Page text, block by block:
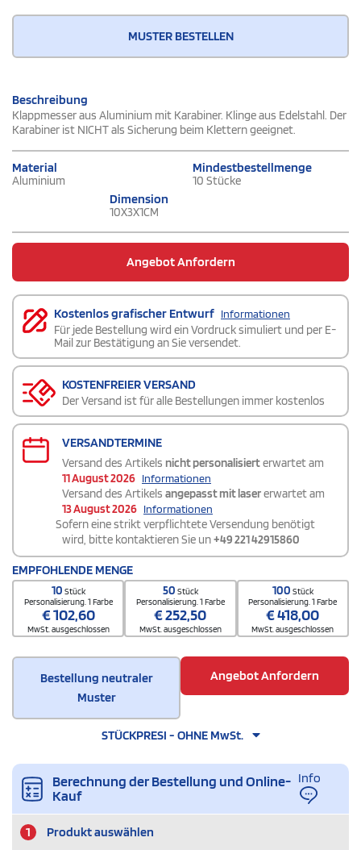
MUSTER BESTELLEN
Beschreibung
Klappmesser aus Aluminium mit Karabiner. Klinge aus Edelstahl. Der
Karabiner ist NICHT als Sicherung beim Klettern geeignet.
Material
Aluminium
Mindestbestellmenge
10 Stücke
Dimension
10X3X1CM
Angebot Anfordern
Kostenlos grafischer Entwurf Informationen
Für jede Bestellung wird ein Vordruck simuliert und per E-
Mail zur Bestätigung an Sie versendet.
KOSTENFREIER VERSAND
Der Versand ist für alle Bestellungen immer kostenlos
VERSANDTERMINE
Versand des Artikels nicht personalisierterwartet am
11 August 2026 Informationen
Versand des Artikels angepasst mit lasererwartet am
13 August 2026 Informationen
Sofern eine strikt verpflichtete Versendung benötigt
wird, bitte kontaktieren Sie un+49 221 42915860
EMPFOHLENDE MENGE
10 Stück
Personalisierung. 1 Farbe
€102,60
MwSt. ausgeschlossen
50 Stück
Personalisierung. 1 Farbe
€252,50
MwSt. ausgeschlossen
100 Stück
Personalisierung. 1 Farbe
€418,00
MwSt. ausgeschlossen
Bestellung neutraler
Muster
Angebot Anfordern
STÜCKPRESI - OHNE MwSt.
Berechnung der Bestellung und Online-
Kauf
Info
1 Produkt auswählen